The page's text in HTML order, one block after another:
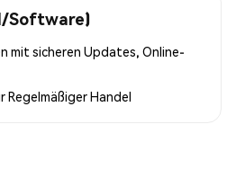
Software)
mit sicheren Updates, Online-
Regelmäßiger Handel